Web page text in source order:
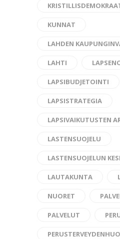
KUNNAT
LAHDEN
LAHTI
LAPSIBUDJETOINTI
LAPSISTRATEGIA
LAPSIVAIKUTUSTEN
LASTENSUOJELU
LASTENSUOJELUN
LAUTAKUNTA
NUORET
PALVELUT